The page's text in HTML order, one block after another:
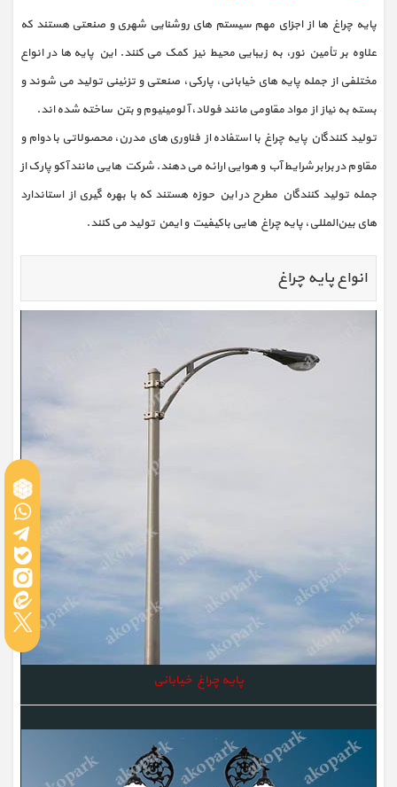
پایه‌ چراغ ها از اجزای مهم سیستم‌ های روشنایی شهری و صنعتی هستند که
علاوه بر تأمین نور، به زیبایی محیط نیز کمک می‌ کنند. این پایه‌ ها در انواع
مختلفی از جمله پایه‌ های خیابانی، پارکی، صنعتی و تزئینی تولید می‌ شوند و
بسته به نیاز از مواد مقاومی مانند فولاد، آلومینیوم و بتن ساخته شده اند.
تولید کنندگان پایه چراغ با استفاده از فناوری‌ های مدرن، محصولاتی با دوام و
مقاوم در برابر شرایط آب‌ و هوایی ارائه می‌ دهند. شرکت‌ هایی مانند آکو پارک از
جمله تولید کنندگان مطرح در این حوزه هستند که با بهره‌ گیری از استاندارد
های بین‌المللی، پایه‌ چراغ هایی باکیفیت و ایمن تولید می‌ کنند.
انواع پایه چراغ
پایه چراغ خیابانی